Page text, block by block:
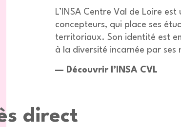
L’INSA Centre Val de Loire
concepteurs, qui place ses
territoriaux. Son identité est
à la diversité incarnée par
— Découvrir l’INSA CVL
direct